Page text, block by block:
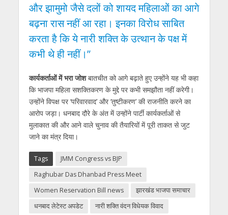
और झामुमो जैसे दलों को शायद महिलाओं का आगे
बढ़ना रास नहीं आ रहा। इनका विरोध साबित
करता है कि ये नारी शक्ति के उत्थान के पक्ष में
कभी थे ही नहीं।”
कार्यकर्ताओं में भरा जोशबातचीत को आगे बढ़ाते हुए उन्होंने यह भी कहा
कि भाजपा महिला सशक्तिकरण के मुद्दे पर कभी समझौता नहीं करेगी।
उन्होंने विपक्ष पर ‘परिवारवाद’ और ‘तुष्टीकरण’ की राजनीति करने का
आरोप जड़ा। धनबाद दौरे के अंत में उन्होंने पार्टी कार्यकर्ताओं से
मुलाकात की और आने वाले चुनाव की तैयारियों में पूरी ताकत से जुट
जाने का मंत्र दिया।
Tags
JMM Congress vs BJP
Raghubar Das Dhanbad Press Meet
Women Reservation Bill news
झारखंड भाजपा समाचार
धनबाद लेटेस्ट अपडेट
नारी शक्ति वंदन विधेयक विवाद